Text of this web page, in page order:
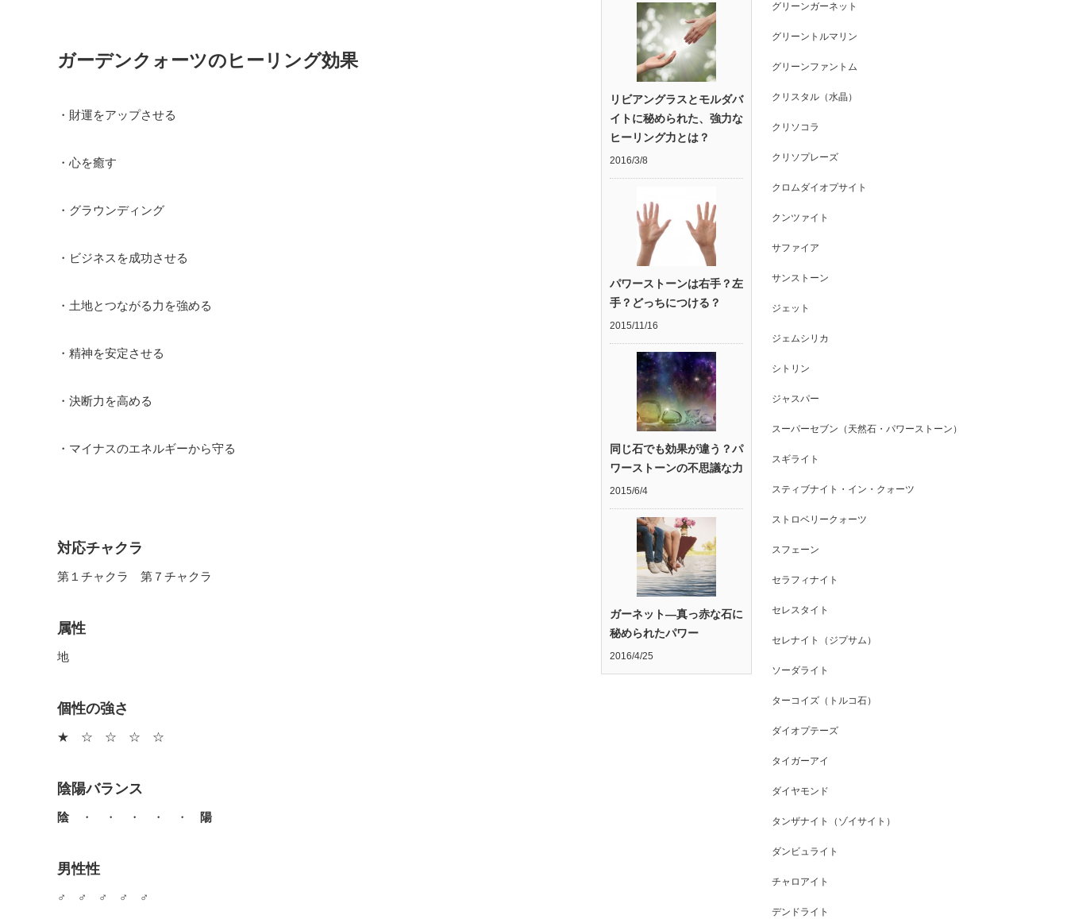
ガーデンクォーツのヒーリング効果
・財運をアップさせる
・心を癒す
・グラウンディング
・ビジネスを成功させる
・土地とつながる力を強める
・精神を安定させる
・決断力を高める
・マイナスのエネルギーから守る
対応チャクラ
第１チャクラ 第７チャクラ
属性
地
個性の強さ
★ ☆ ☆ ☆ ☆
陰陽バランス
陰 ・ ・ ・ ・ ・ 陽
男性性
♂ ♂ ♂ ♂ ♂
リビアングラスとモルダバ
イトに秘められた、強力な
ヒーリング力とは？
2016/3/8
パワーストーンは右手？左
手？どっちにつける？
2015/11/16
同じ石でも効果が違う？パ
ワーストーンの不思議な力
2015/6/4
ガーネット―真っ赤な石に
秘められたパワー
2016/4/25
グリーンガーネット
グリーントルマリン
グリーンファントム
クリスタル（水晶）
クリソコラ
クリソプレーズ
クロムダイオプサイト
クンツァイト
サファイア
サンストーン
ジェット
ジェムシリカ
シトリン
ジャスパー
スーパーセブン（天然石・パワーストーン）
スギライト
スティブナイト・イン・クォーツ
ストロベリークォーツ
スフェーン
セラフィナイト
セレスタイト
セレナイト（ジプサム）
ソーダライト
ターコイズ（トルコ石）
ダイオプテーズ
タイガーアイ
ダイヤモンド
タンザナイト（ゾイサイト）
ダンビュライト
チャロアイト
デンドライト